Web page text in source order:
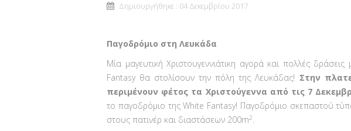
Δημιουργήθηκε : 04 Δεκεμβρίου 2017
Παγοδρόμιο στη Λευκάδα
Μία μαγευτική Χριστουγεννιάτικη αγορά και πολλές
Fantasy θα στολίσουν την πόλη της Λευκάδας! Στην
περιμένουν φέτος τα Χριστούγεννα από τις 7
το παγοδρόμιο της White Fantasy! Παγοδρόμιο σκεπαστού
στους πατινέρ και διαστάσεων 200m2.